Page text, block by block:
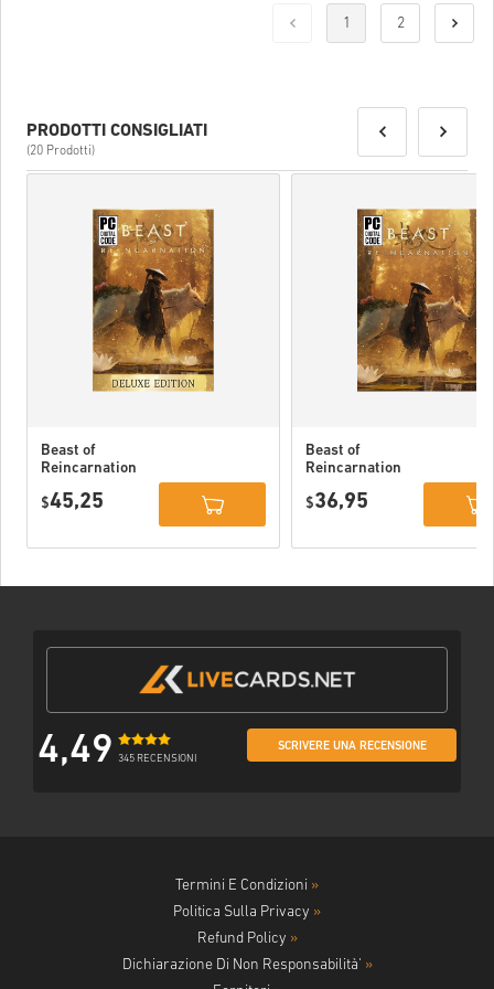
1 2
PRODOTTI CONSIGLIATI
(20 Prodotti)
Beast of
Reincarnation
PC (STEAM)
$45,25
Beast of
Reincarnation
$36,95
4,49 345 RECENSIONI
SCRIVERE UNA RECENSIONE
Termini E Condizioni »
Politica Sulla Privacy »
Refund Policy »
Dichiarazione Di Non Responsabilità' »